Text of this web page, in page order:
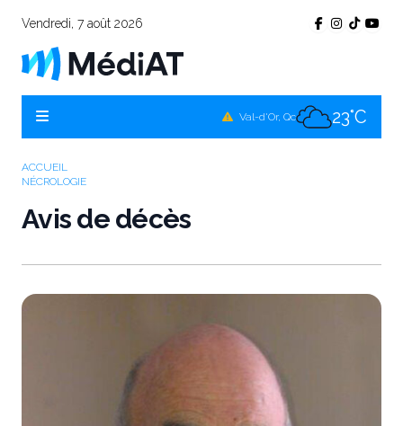
Vendredi, 7 août 2026
Val-d'Or, Qc 23°C
ACCUEIL
NÉCROLOGIE
Avis de décès